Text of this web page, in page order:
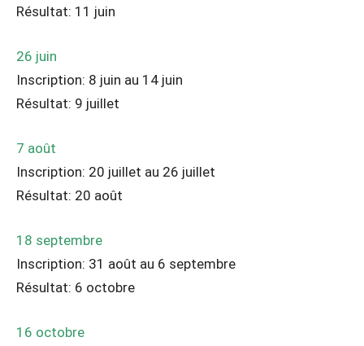
Résultat: 11 juin
26 juin
Inscription: 8 juin au 14 juin
Résultat: 9 juillet
7 août
Inscription: 20 juillet au 26 juillet
Résultat: 20 août
18 septembre
Inscription: 31 août au 6 septembre
Résultat: 6 octobre
16 octobre